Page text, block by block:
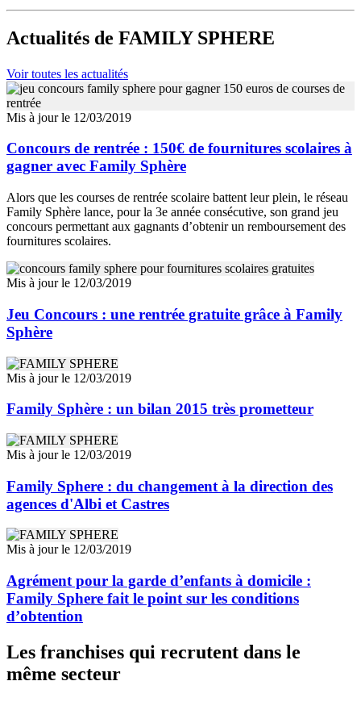
Actualités de FAMILY SPHERE
Voir toutes les actualités
Mis à jour le 12/03/2019
Concours de rentrée : 150€ de fournitures scolaires à
gagner avec Family Sphère
Alors que les courses de rentrée scolaire battent leur plein, le réseau
Family Sphère lance, pour la 3e année consécutive, son grand jeu
concours permettant aux gagnants d’obtenir un remboursement des
fournitures scolaires.
Mis à jour le 12/03/2019
Jeu Concours : une rentrée gratuite grâce à Family
Sphère
Mis à jour le 12/03/2019
Family Sphère : un bilan 2015 très prometteur
Mis à jour le 12/03/2019
Family Sphere : du changement à la direction des
agences d'Albi et Castres
Mis à jour le 12/03/2019
Agrément pour la garde d’enfants à domicile :
Family Sphere fait le point sur les conditions
d’obtention
Les franchises qui recrutent dans le
même secteur